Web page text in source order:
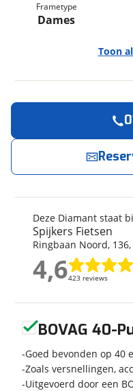
Frametype
Dames
Toon
Model
Frametype
Framehoogte
Wielmaat
Nieuw of occasion
Techniek
Transmissie
Deze Diamant staat
Spijkers Fietsen
Ringbaan Noord, 136,
4,6423 reviews
4,6
nu!
Spijkers Fietsen
Jouw
Naam
E-mailadres
Telefoonnummer
BOVAG 40-
Goed bevonden op 40
Zoals versnellingen,
Uitgevoerd door een